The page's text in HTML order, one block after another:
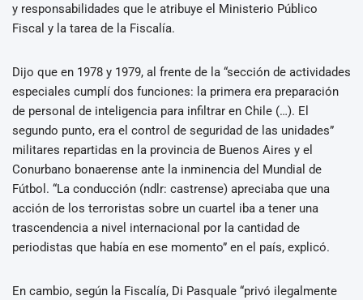
y responsabilidades que le atribuye el Ministerio Público
Fiscal y la tarea de la Fiscalía.
Dijo que en 1978 y 1979, al frente de la “sección de actividades
especiales cumplí dos funciones: la primera era preparación
de personal de inteligencia para infiltrar en Chile (…). El
segundo punto, era el control de seguridad de las unidades”
militares repartidas en la provincia de Buenos Aires y el
Conurbano bonaerense ante la inminencia del Mundial de
Fútbol. “La conducción (ndlr: castrense) apreciaba que una
acción de los terroristas sobre un cuartel iba a tener una
trascendencia a nivel internacional por la cantidad de
periodistas que había en ese momento” en el país, explicó.
En cambio, según la Fiscalía, Di Pasquale “privó ilegalmente